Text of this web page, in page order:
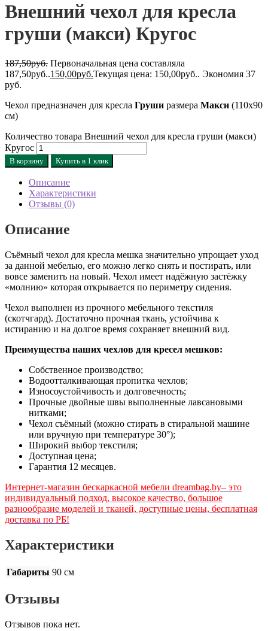
Внешний чехол для кресла
груши (макси) Кругос
187,50руб. Первоначальная цена составляла
187,50руб..150,00руб.Текущая цена: 150,00руб.. Экономия 37
руб.
Чехол предназначен для кресла Груши размера Макси (110х90
см)
Количество товара Внешний чехол для кресла груши (макси)
Кругос
В корзину Купить в 1 клик
Описание
Характеристики
Отзывы (0)
Описание
Съёмный чехол для кресла мешка значительно упрощает уход
за данной мебелью, его можно легко снять и постирать, или
вовсе заменить на новый. Чехол имеет надёжную застёжку
«молнию» которая открывается по периметру сидения.
Чехол выполнен из прочного мебельного текстиля
(скотчгард). Достаточно прочная ткань, устойчива к
истиранию и на долгое время сохраняет внешний вид.
Преимущества наших чехлов для кресел мешков:
Собственное производство;
Водоотталкивающая пропитка чехлов;
Износоустойчивость и долговечность;
Прочные двойные швы выполненные лавсановыми
нитками;
Чехол съёмный (можно стирать в стиральной машине
или вручную при температуре 30°);
Широкий выбор текстиля;
Доступная цена;
Гарантия 12 месяцев.
Интернет-магазин бескаркасной мебели dreambag.by‒ это
индивидуальный подход, высокое качество, большое
разнообразие моделей и тканей, доступные цены, бесплатная
доставка по РБ!
Характеристики
Габариты 90 см
Отзывы
Отзывов пока нет.